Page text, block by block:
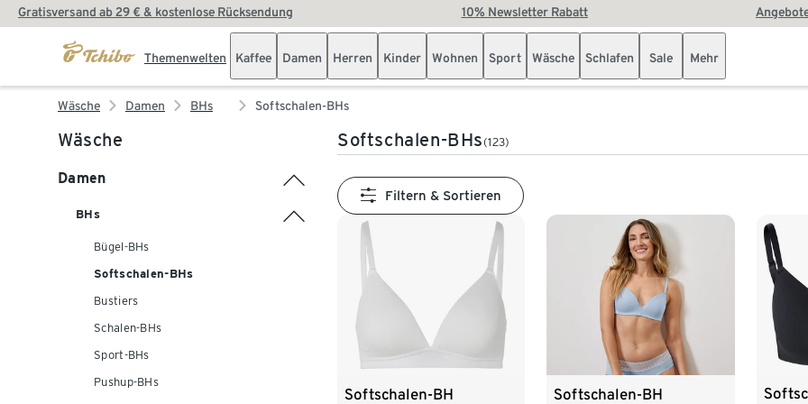
Gratisversand ab 29 € & kostenlose Rücksendung 10% Newsletter Rabatt
Themenwelten Kaffee Damen Herren Kinder Wohnen Sport Wäsche Schlafen Sale Mehr
Wäsche Damen BHs Softschalen-BHs
Wäsche
Damen
BHs
Bügel-BHs
Softschalen-BHs
Bustiers
Schalen-BHs
Sport-BHs
Pushup-BHs
Softschalen-BHs(123)
Filtern & Sortieren
Softschalen-BH Softschalen-BH